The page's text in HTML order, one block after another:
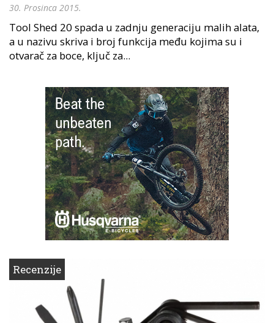
30. Prosinca 2015.
Tool Shed 20 spada u zadnju generaciju malih alata,
a u nazivu skriva i broj funkcija među kojima su i
otvarač za boce, ključ za...
Recenzije